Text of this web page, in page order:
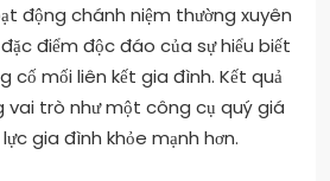
động chánh niệm thường xuyên
điểm độc đáo của sự hiểu biết
cố mối liên kết gia đình. Kết quả
vai trò như một công cụ quý giá
gia đình khỏe mạnh hơn.